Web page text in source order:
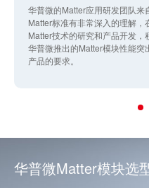
华普微的Matter应用研发团队来
Matter标准有非常深入的理解
Matter技术的研究和产品开发，
华普微推出的Matter模块性能
产品的要求。
华普微Matter模块选